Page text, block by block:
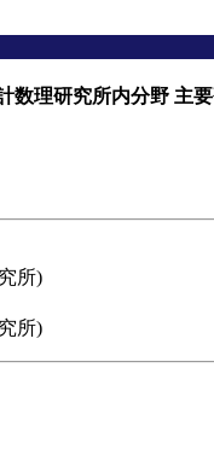
数理研究所内分野 主
所)
所)